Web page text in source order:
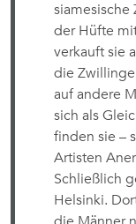
siamesische
der Hüfte
verkauft sie
die
auf andere
sich als
finden sie –
Artisten
Schließlich
Helsinki.